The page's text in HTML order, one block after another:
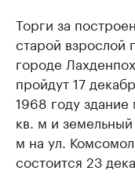
Торги за
старой взрослой
городе
пройдут 17
1968 году
кв. м и
м на ул.
состоится 23